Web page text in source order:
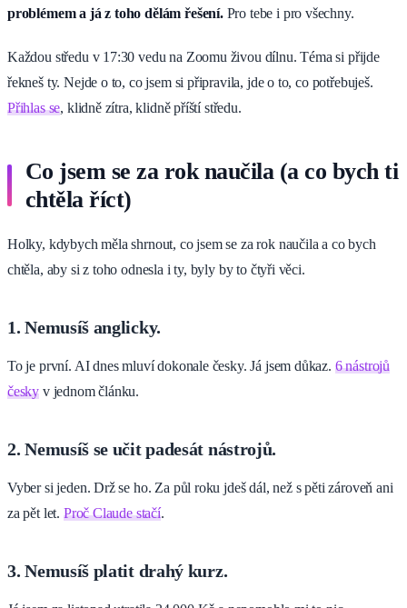
problémem a já z toho dělám řešení.Pro tebe i pro všechny.
Každou středu v 17:30 vedu na Zoomu živou dílnu. Téma si přijde
řekneš ty. Nejde o to, co jsem si připravila, jde o to, co potřebuješ.
Přihlas se, klidně zítra, klidně příští středu.
Co jsem se za rok naučila (a co bych ti
chtěla říct)
Holky, kdybych měla shrnout, co jsem se za rok naučila a co bych
chtěla, aby si z toho odnesla i ty, byly by to čtyři věci.
1. Nemusíš anglicky.
To je první. AI dnes mluví dokonale česky. Já jsem důkaz. 6 nástrojů
česky v jednom článku.
2. Nemusíš se učit padesát nástrojů.
Vyber si jeden. Drž se ho. Za půl roku jdeš dál, než s pěti zároveň ani
za pět let. Proč Claude stačí.
3. Nemusíš platit drahý kurz.